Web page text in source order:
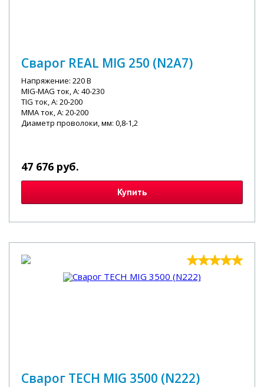
Сварог REAL MIG 250 (N2A7)
Напряжение: 220 В
MIG-MAG ток, А: 40-230
TIG ток, А: 20-200
MMA ток, А: 20-200
Диаметр проволоки, мм: 0,8-1,2
47 676 руб.
Купить
Сварог TECH MIG 3500 (N222)